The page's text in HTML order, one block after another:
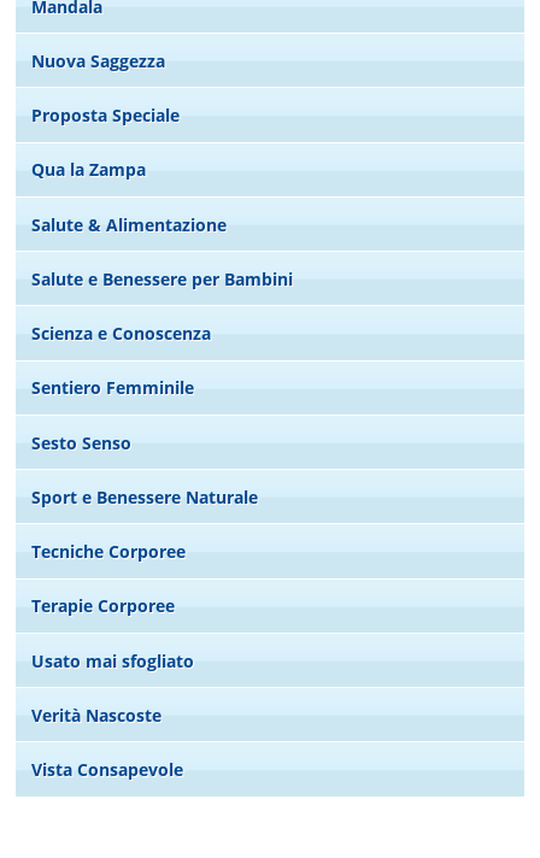
Mandala
Nuova Saggezza
Proposta Speciale
Qua la Zampa
Salute & Alimentazione
Salute e Benessere per Bambini
Scienza e Conoscenza
Sentiero Femminile
Sesto Senso
Sport e Benessere Naturale
Tecniche Corporee
Terapie Corporee
Usato mai sfogliato
Verità Nascoste
Vista Consapevole